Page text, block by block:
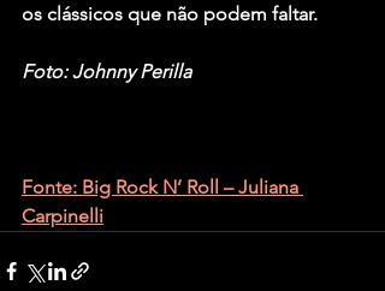
os clássicos que não podem faltar.
Foto: Johnny Perilla
Fonte: Big Rock N’ Roll – Juliana
Carpinelli